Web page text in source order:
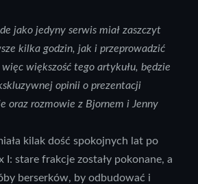
jako jedyny serwis miał zaszczyt
kilka godzin, jak i przeprowadzić
większość tego artykułu, będzie
opinii o prezentacji
oraz rozmowie z Bjornem i Jenny
kilak dość spokojnych lat po
I: stare frakcje zostały pokonane, a
berserków, by odbudować i